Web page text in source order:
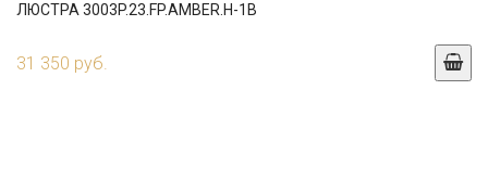
ЛЮСТРА 3003P.23.FP.AMBER.H-1B
31 350 руб.